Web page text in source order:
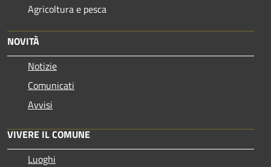
Agricoltura e pesca
NOVITÀ
Notizie
Comunicati
Avvisi
VIVERE IL COMUNE
Luoghi